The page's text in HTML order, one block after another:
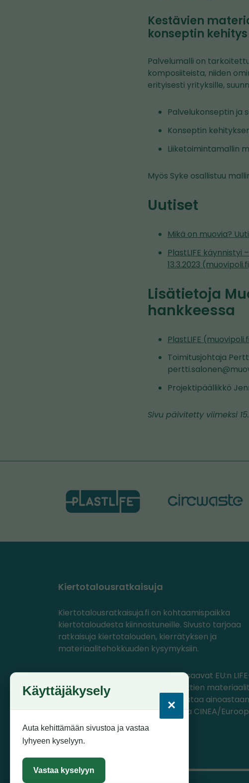
Kestävien
konseptin
Palvelumalli on
komposiiteista, niiden
erityisesti yrityksille,
Palvelukonseptin ja
Konseptin
Liiketoimintamallin
Myös Syke osallistuu
Uutiset
Mikä on muovia?
PlastLIFE
13.3.2023
Lisätietoja
hankkeessa
PlastLIFE
Toimitusjohtaja
Projektipäällikkö
Sivu päivitetty viimeksi
Kiertotalousratkaisuja
Kiertotalousratkaisuja.fi on kohtaamispaikka
kiertotaloudesta kiinnostuneille. Sivusto tarjoaa
ratkaisuja kiertotalouden, kierrätyksen ja
materiaalitehokkuuden kysymyksiin.
PlastLIFE- ja Circwaste-projektit saavat EU:n
ohjelmasta rahoitusta, jolla projektien
tuotettu. Materiaalien sisältö edustaa ainoastaan
projektien omia näkemyksiä, joista CINEA/
komissio ei ole vastuussa.
Käyttäjäkysely
×
Auta kehittämään sivustoa ja vastaa
lyhyeen kyselyyn.
Vastaa kyselyyn